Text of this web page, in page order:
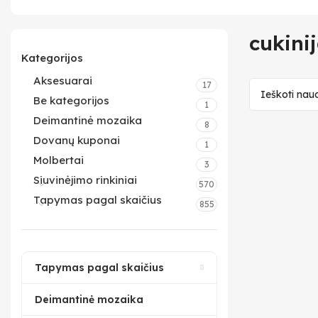
Kategorijos
Aksesuarai
17
Be kategorijos 1
Deimantinė mozaika 8
Dovanų kuponai 1
Molbertai 3
Siuvinėjimo rinkiniai 570
Tapymas pagal skaičius 855
Tapymas pagal skaičius
Deimantinė mozaika